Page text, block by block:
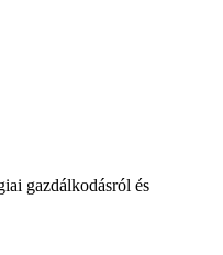
gazdálkodásról és